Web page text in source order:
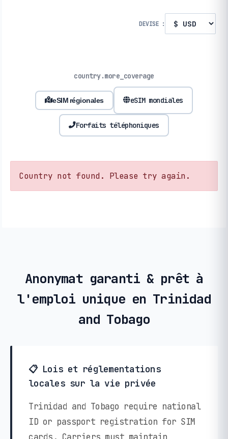
DEVISE :
country.more_coverage
eSIM régionales eSIM mondiales
Forfaits téléphoniques
Country not found. Please try again.
Anonymat garanti & prêt à
l'emploi unique en Trinidad
and Tobago
📋 Lois et réglementations
locales sur la vie privée
Trinidad and Tobago require national
ID or passport registration for SIM